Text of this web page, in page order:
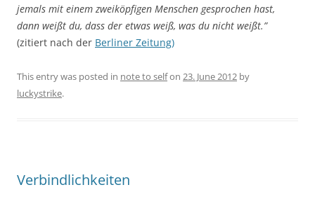
jemals mit einem zweiköpfigen Menschen gesprochen hast,
dann weißt du, dass der etwas weiß, was du nicht weißt.”
(zitiert nach der Berliner Zeitung)
This entry was posted in note to selfon 23. June 2012 by
luckystrike.
Verbindlichkeiten